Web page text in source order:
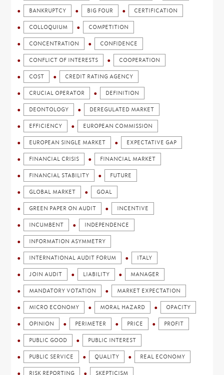
BANKRUPTCY BIG FOUR CERTIFICATION
COLLOQUIUM COMPETITION
CONCENTRATION CONFIDENCE
CONFLICT OF INTERESTS COOPERATION
COST CREDIT RATING AGENCY
CRUCIAL OPERATOR DEFINITION
DEONTOLOGY DEREGULATED MARKET
EFFICIENCY EUROPEAN COMMISSION
EUROPEAN SINGLE MARKET EXPECTATIVE GAP
FINANCIAL CRISIS FINANCIAL MARKET
FINANCIAL STABILITY FUTURE
GLOBAL MARKET GOAL
GREEN PAPER ON AUDIT INCENTIVE
INCUMBENT INDEPENDENCE
INFORMATION ASYMMETRY
INTERNATIONAL AUDIT FORUM ITALY
JOIN AUDIT LIABILITY MANAGER
MANDATORY VOTATION MARKET EXPECTATION
MICRO ECONOMY MORAL HAZARD OPACITY
OPINION PERIMETER PRICE PROFIT
PUBLIC GOOD PUBLIC INTEREST
PUBLIC SERVICE QUALITY REAL ECONOMY
RISK REPORTING SKEPTICISM